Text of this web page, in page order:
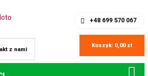
+48 699 570 067
z nami
Koszyk: 0,00 zł